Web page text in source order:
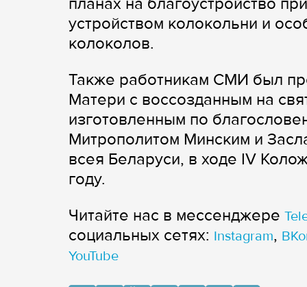
устройством колокольни и
колоколов.
Также работникам СМИ был
Матери с воссозданным на
изготовленным по
Митрополитом Минским и
всея Беларуси, в ходе IV
году.
Читайте нас в мессенджере
cоциальных сетях: Instagram,
YouTube